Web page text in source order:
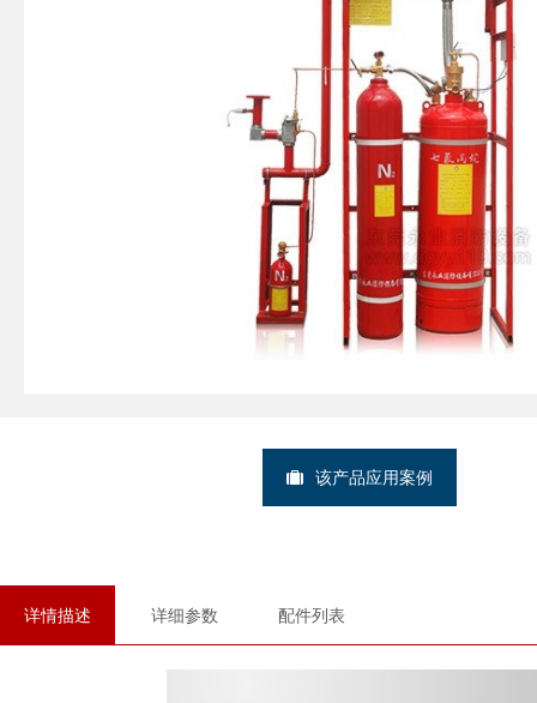
该产品应用案例
详情描述 详细参数 配件列表